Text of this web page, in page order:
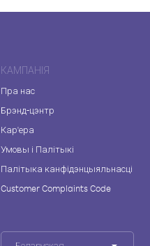
КАМПАНІЯ
Пра нас
Брэнд-цэнтр
Кар'ера
Умовы і Палітыкі
Палітыка канфідэнцыяльнасці
Customer Complaints Code